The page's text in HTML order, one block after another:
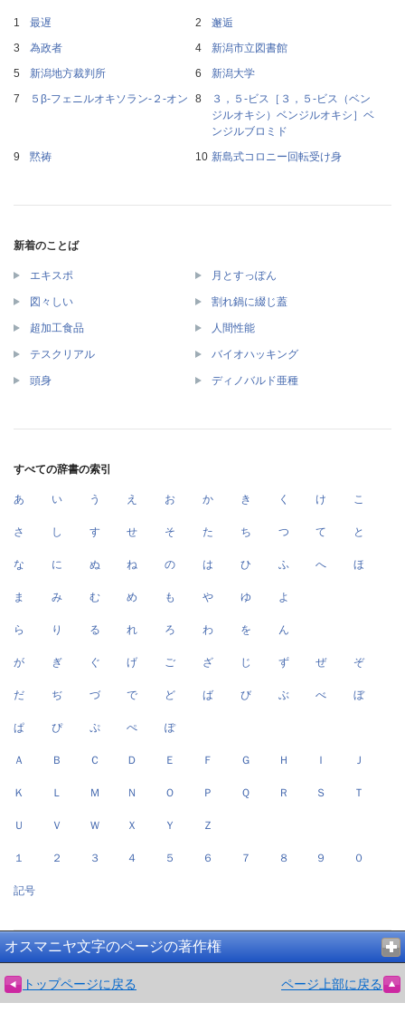
最遅
邂逅
為政者
新潟市立図書館
新潟地方裁判所
新潟大学
５β‐フェニルオキソラン‐２‐オン
３，５‐ビス［３，５‐ビス（ベン
ジルオキシ）ベンジルオキシ］ベ
ンジルブロミド
黙祷
新島式コロニー回転受け身
新着のことば
エキスポ 月とすっぽん
図々しい 割れ鍋に綴じ蓋
超加工食品 人間性能
テスクリアル バイオハッキング
頭身 ディノバルド亜種
すべての辞書の索引
あ い う え お か き く け こ
さ し す せ そ た ち つ て と
な に ぬ ね の は ひ ふ へ ほ
ま み む め も や ゆ よ
ら り る れ ろ わ を ん
が ぎ ぐ げ ご ざ じ ず ぜ ぞ
だ ぢ づ で ど ば び ぶ べ ぼ
ぱ ぴ ぷ ぺ ぽ
Ａ Ｂ Ｃ Ｄ Ｅ Ｆ Ｇ Ｈ Ｉ Ｊ
Ｋ Ｌ Ｍ Ｎ Ｏ Ｐ Ｑ Ｒ Ｓ Ｔ
Ｕ Ｖ Ｗ Ｘ Ｙ Ｚ
１ ２ ３ ４ ５ ６ ７ ８ ９ ０
記号
オスマニヤ文字のページの著作権
トップページに戻る ページ上部に戻る